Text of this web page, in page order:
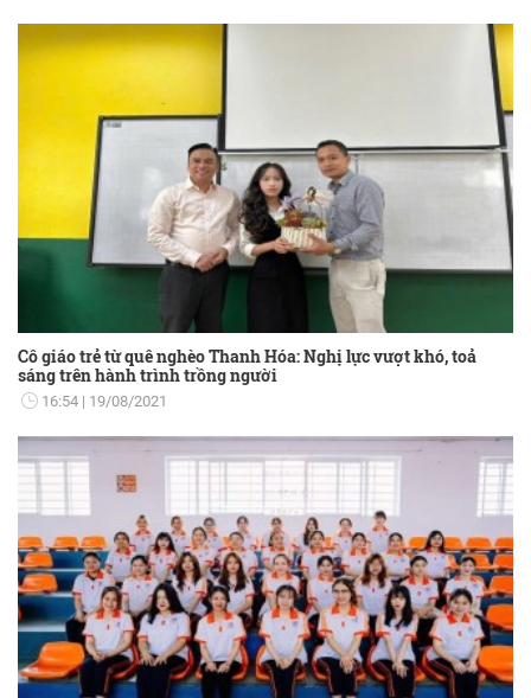
Cô giáo trẻ từ quê nghèo Thanh Hóa: Nghị lực vượt khó, toả
sáng trên hành trình trồng người
16:54 19/08/2021